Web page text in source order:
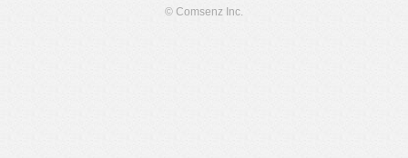
© Comsenz Inc.